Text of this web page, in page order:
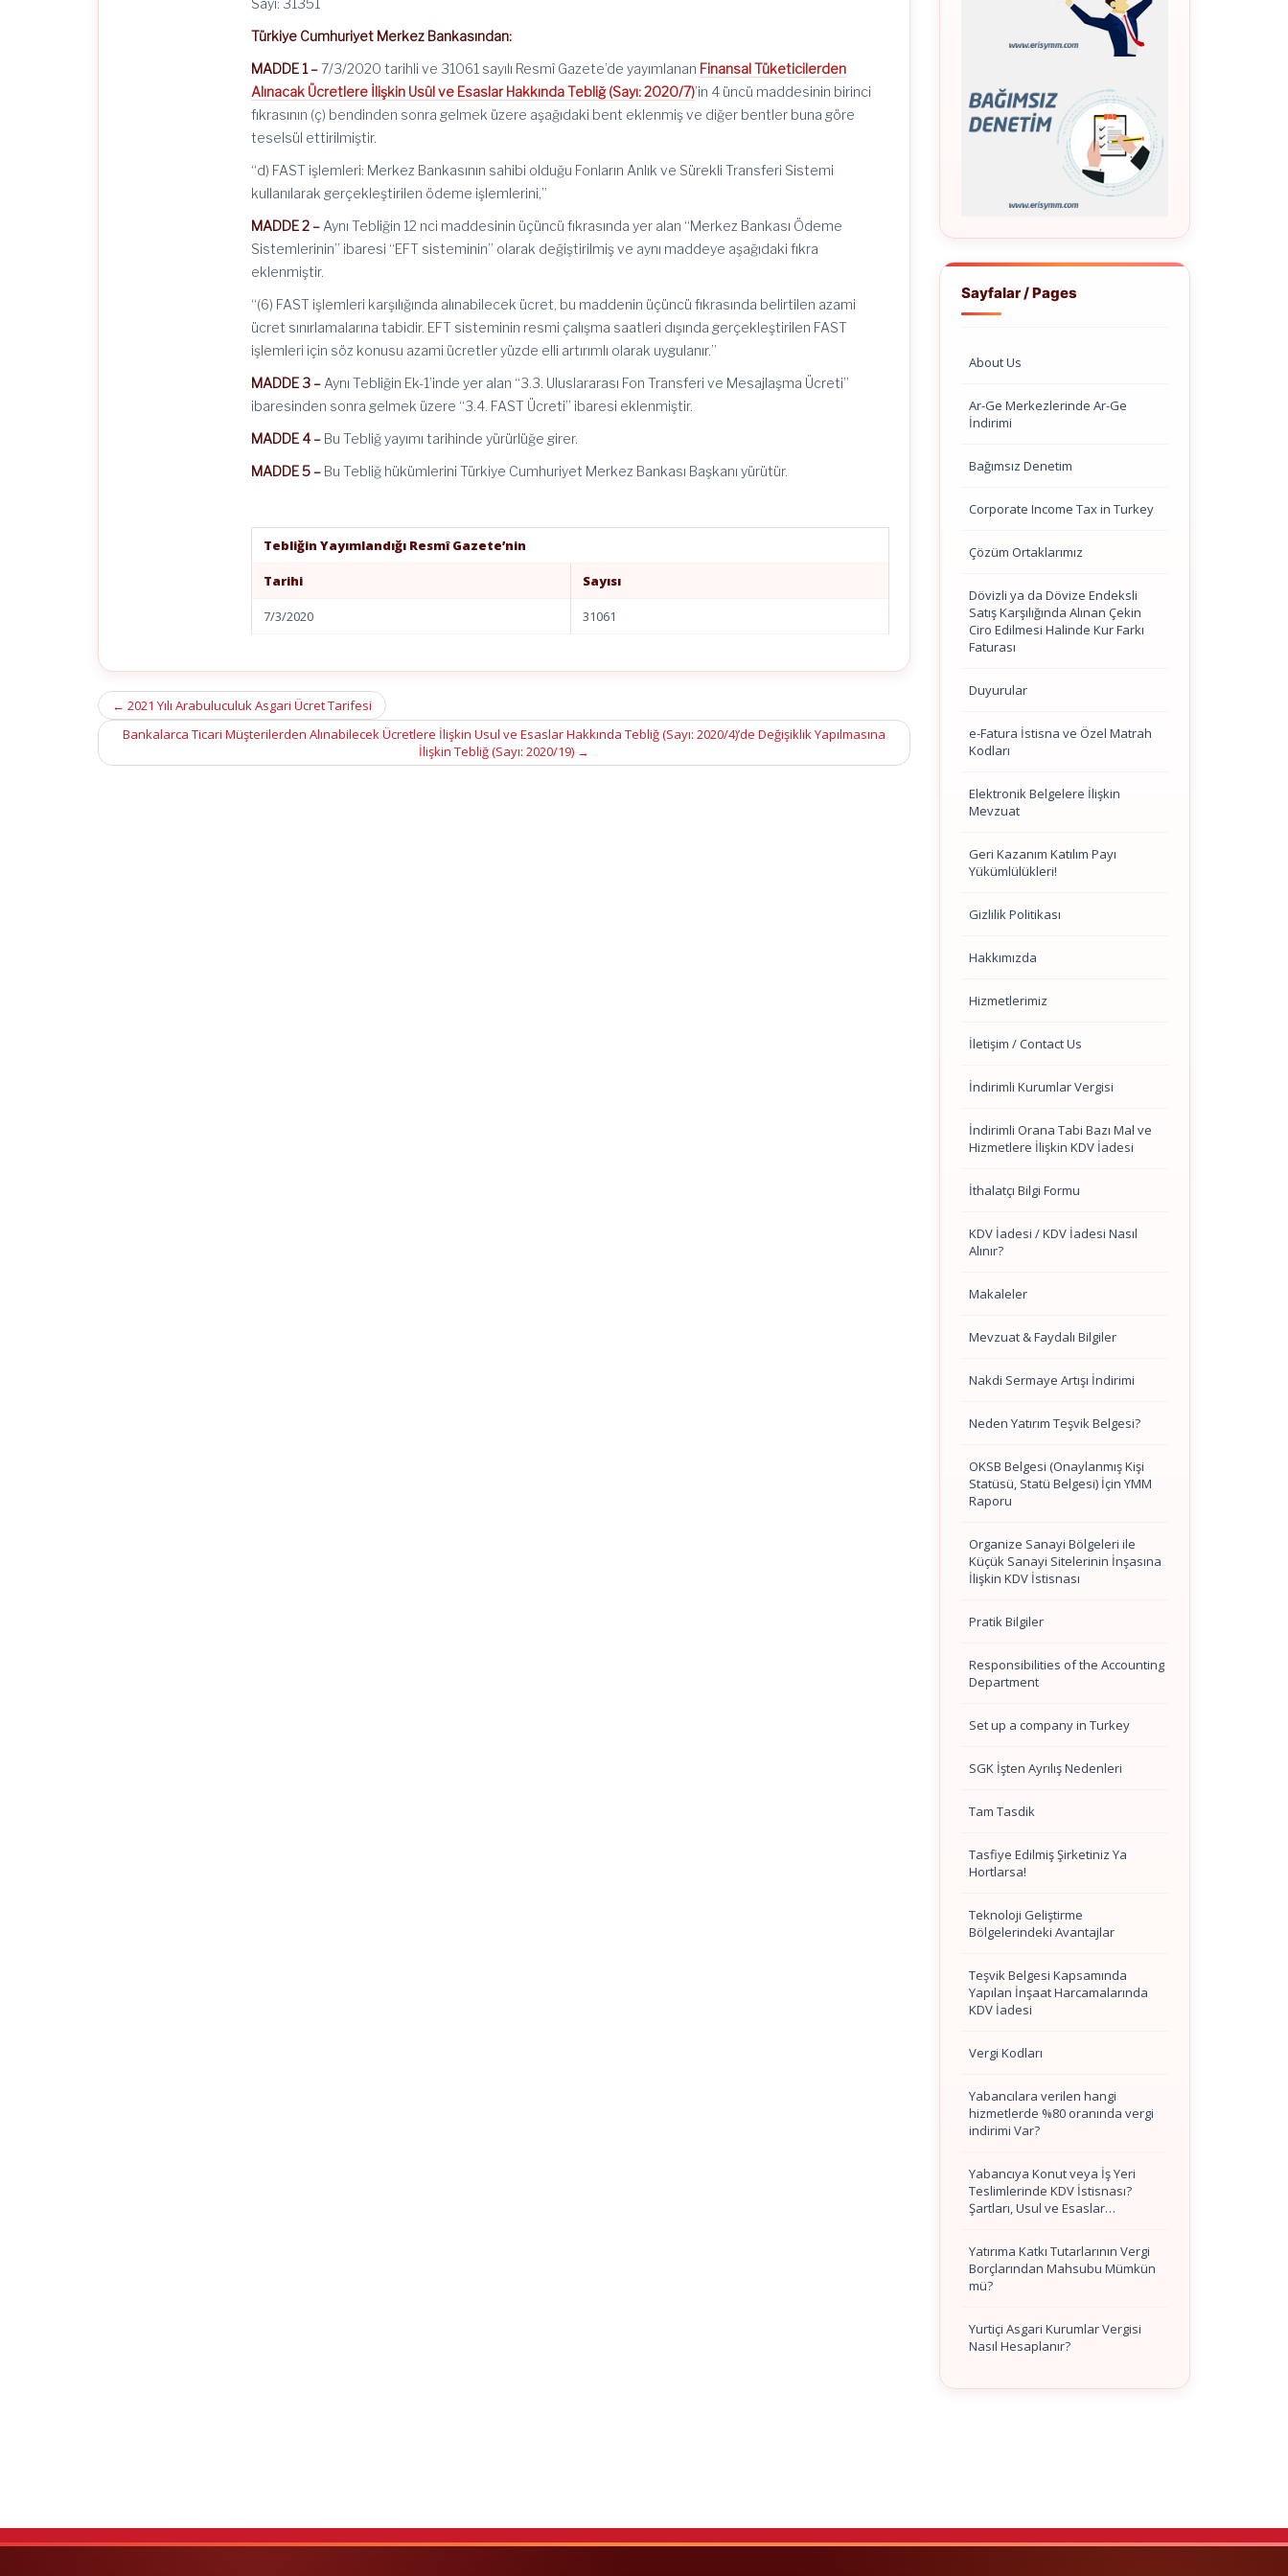
Sayı: 31351
Türkiye Cumhuriyet Merkez Bankasından:
MADDE 1 –7/3/2020 tarihli ve 31061 sayılı Resmî Gazete’de yayımlanan Finansal Tüketicilerden
Alınacak Ücretlere İlişkin Usûl ve Esaslar Hakkında Tebliğ (Sayı: 2020/7)’in 4 üncü maddesinin birinci
fıkrasının (ç) bendinden sonra gelmek üzere aşağıdaki bent eklenmiş ve diğer bentler buna göre
teselsül ettirilmiştir.
“d) FAST işlemleri: Merkez Bankasının sahibi olduğu Fonların Anlık ve Sürekli Transferi Sistemi
kullanılarak gerçekleştirilen ödeme işlemlerini,”
MADDE 2 – Aynı Tebliğin 12 nci maddesinin üçüncü fıkrasında yer alan “Merkez Bankası Ödeme
Sistemlerinin” ibaresi “EFT sisteminin” olarak değiştirilmiş ve aynı maddeye aşağıdaki fıkra
eklenmiştir.
“(6) FAST işlemleri karşılığında alınabilecek ücret, bu maddenin üçüncü fıkrasında belirtilen azami
ücret sınırlamalarına tabidir. EFT sisteminin resmi çalışma saatleri dışında gerçekleştirilen FAST
işlemleri için söz konusu azami ücretler yüzde elli artırımlı olarak uygulanır.”
MADDE 3 – Aynı Tebliğin Ek-1’inde yer alan “3.3. Uluslararası Fon Transferi ve Mesajlaşma Ücreti”
ibaresinden sonra gelmek üzere “3.4. FAST Ücreti” ibaresi eklenmiştir.
MADDE 4 – Bu Tebliğ yayımı tarihinde yürürlüğe girer.
MADDE 5 – Bu Tebliğ hükümlerini Türkiye Cumhuriyet Merkez Bankası Başkanı yürütür.
Tebliğin Yayımlandığı Resmî Gazete’nin
Tarihi Sayısı
7/3/2020 31061
Post
navigation
← 2021 Yılı Arabuluculuk Asgari Ücret Tarifesi
Bankalarca Ticari Müşterilerden Alınabilecek Ücretlere İlişkin Usul ve Esaslar Hakkında Tebliğ (Sayı: 2020/4)’de Değişiklik Yapılmasına
İlişkin Tebliğ (Sayı: 2020/19) →
Sayfalar / Pages
About Us
Ar-Ge Merkezlerinde Ar-Ge
İndirimi
Bağımsız Denetim
Corporate Income Tax in Turkey
Çözüm Ortaklarımız
Dövizli ya da Dövize Endeksli
Satış Karşılığında Alınan Çekin
Ciro Edilmesi Halinde Kur Farkı
Faturası
Duyurular
e-Fatura İstisna ve Özel Matrah
Kodları
Elektronik Belgelere İlişkin
Mevzuat
Geri Kazanım Katılım Payı
Yükümlülükleri!
Gizlilik Politikası
Hakkımızda
Hizmetlerimiz
İletişim / Contact Us
İndirimli Kurumlar Vergisi
İndirimli Orana Tabi Bazı Mal ve
Hizmetlere İlişkin KDV İadesi
İthalatçı Bilgi Formu
KDV İadesi / KDV İadesi Nasıl
Alınır?
Makaleler
Mevzuat & Faydalı Bilgiler
Nakdi Sermaye Artışı İndirimi
Neden Yatırım Teşvik Belgesi?
OKSB Belgesi (Onaylanmış Kişi
Statüsü, Statü Belgesi) İçin YMM
Raporu
Organize Sanayi Bölgeleri ile
Küçük Sanayi Sitelerinin İnşasına
İlişkin KDV İstisnası
Pratik Bilgiler
Responsibilities of the Accounting
Department
Set up a company in Turkey
SGK İşten Ayrılış Nedenleri
Tam Tasdik
Tasfiye Edilmiş Şirketiniz Ya
Hortlarsa!
Teknoloji Geliştirme
Bölgelerindeki Avantajlar
Teşvik Belgesi Kapsamında
Yapılan İnşaat Harcamalarında
KDV İadesi
Vergi Kodları
Yabancılara verilen hangi
hizmetlerde %80 oranında vergi
indirimi Var?
Yabancıya Konut veya İş Yeri
Teslimlerinde KDV İstisnası?
Şartları, Usul ve Esaslar…
Yatırıma Katkı Tutarlarının Vergi
Borçlarından Mahsubu Mümkün
mü?
Yurtiçi Asgari Kurumlar Vergisi
Nasıl Hesaplanır?